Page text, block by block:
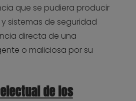
que se pudiera producir
sistemas de seguridad
directa de una
o maliciosa por su
de los